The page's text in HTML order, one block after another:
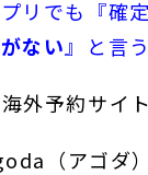
リでも『確
ない 』と言
外予約サイ
（アゴ